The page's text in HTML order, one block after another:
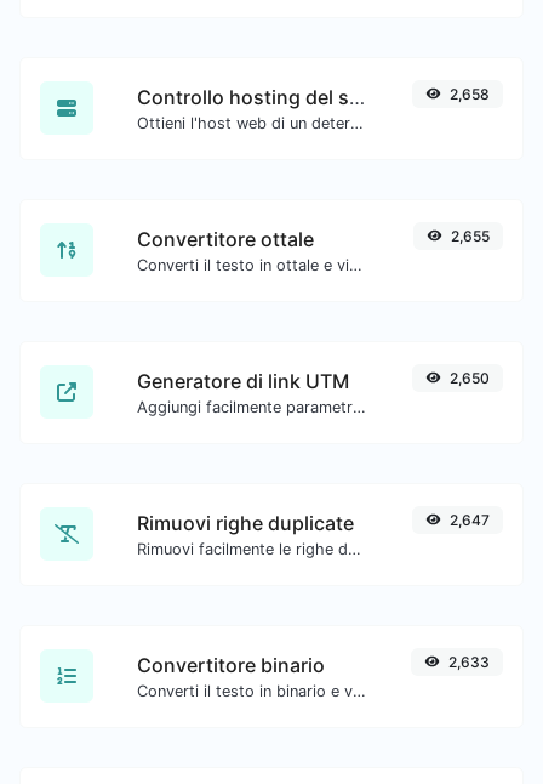
Controllo hosting del sito web
Ottieni l'host web di un determinato sito web.
2,658
Convertitore ottale
Converti il testo in ottale e viceversa per qualsiasi input di stringa.
2,655
Generatore di link UTM
Aggiungi facilmente parametri UTM validi e genera un link tracciabile UTM.
2,650
Rimuovi righe duplicate
Rimuovi facilmente le righe duplicate da un testo.
2,647
Convertitore binario
Converti il testo in binario e viceversa per qualsiasi input di stringa.
2,633